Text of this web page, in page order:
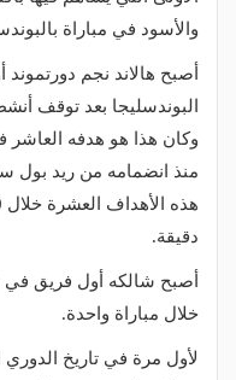
والأسود في مباراة
أصبح هالاند نجم
البوندسليجا بعد توقف
وكان هذا هو هدفه العاشر
منذ انضمامه من ريد بول
دقيقة.
خلال مباراة واحدة.
لأول مرة في تاريخ